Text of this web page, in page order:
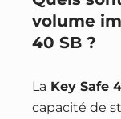
volume
40 SB ?
La Key Safe
capacité de